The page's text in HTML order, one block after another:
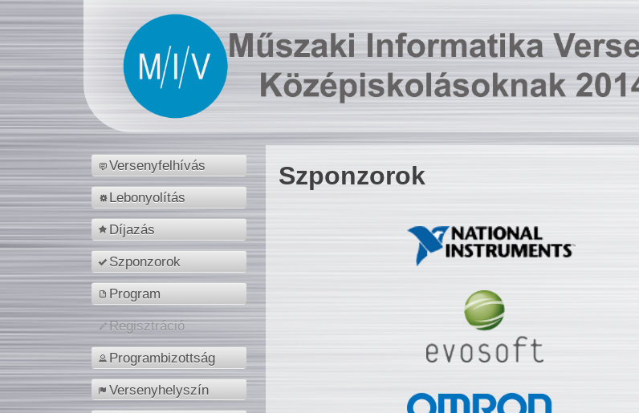
Versenyfelhívás
Lebonyolítás
Díjazás
Szponzorok
Program
Regisztráció
Programbizottság
Versenyhelyszín
Szponzorok